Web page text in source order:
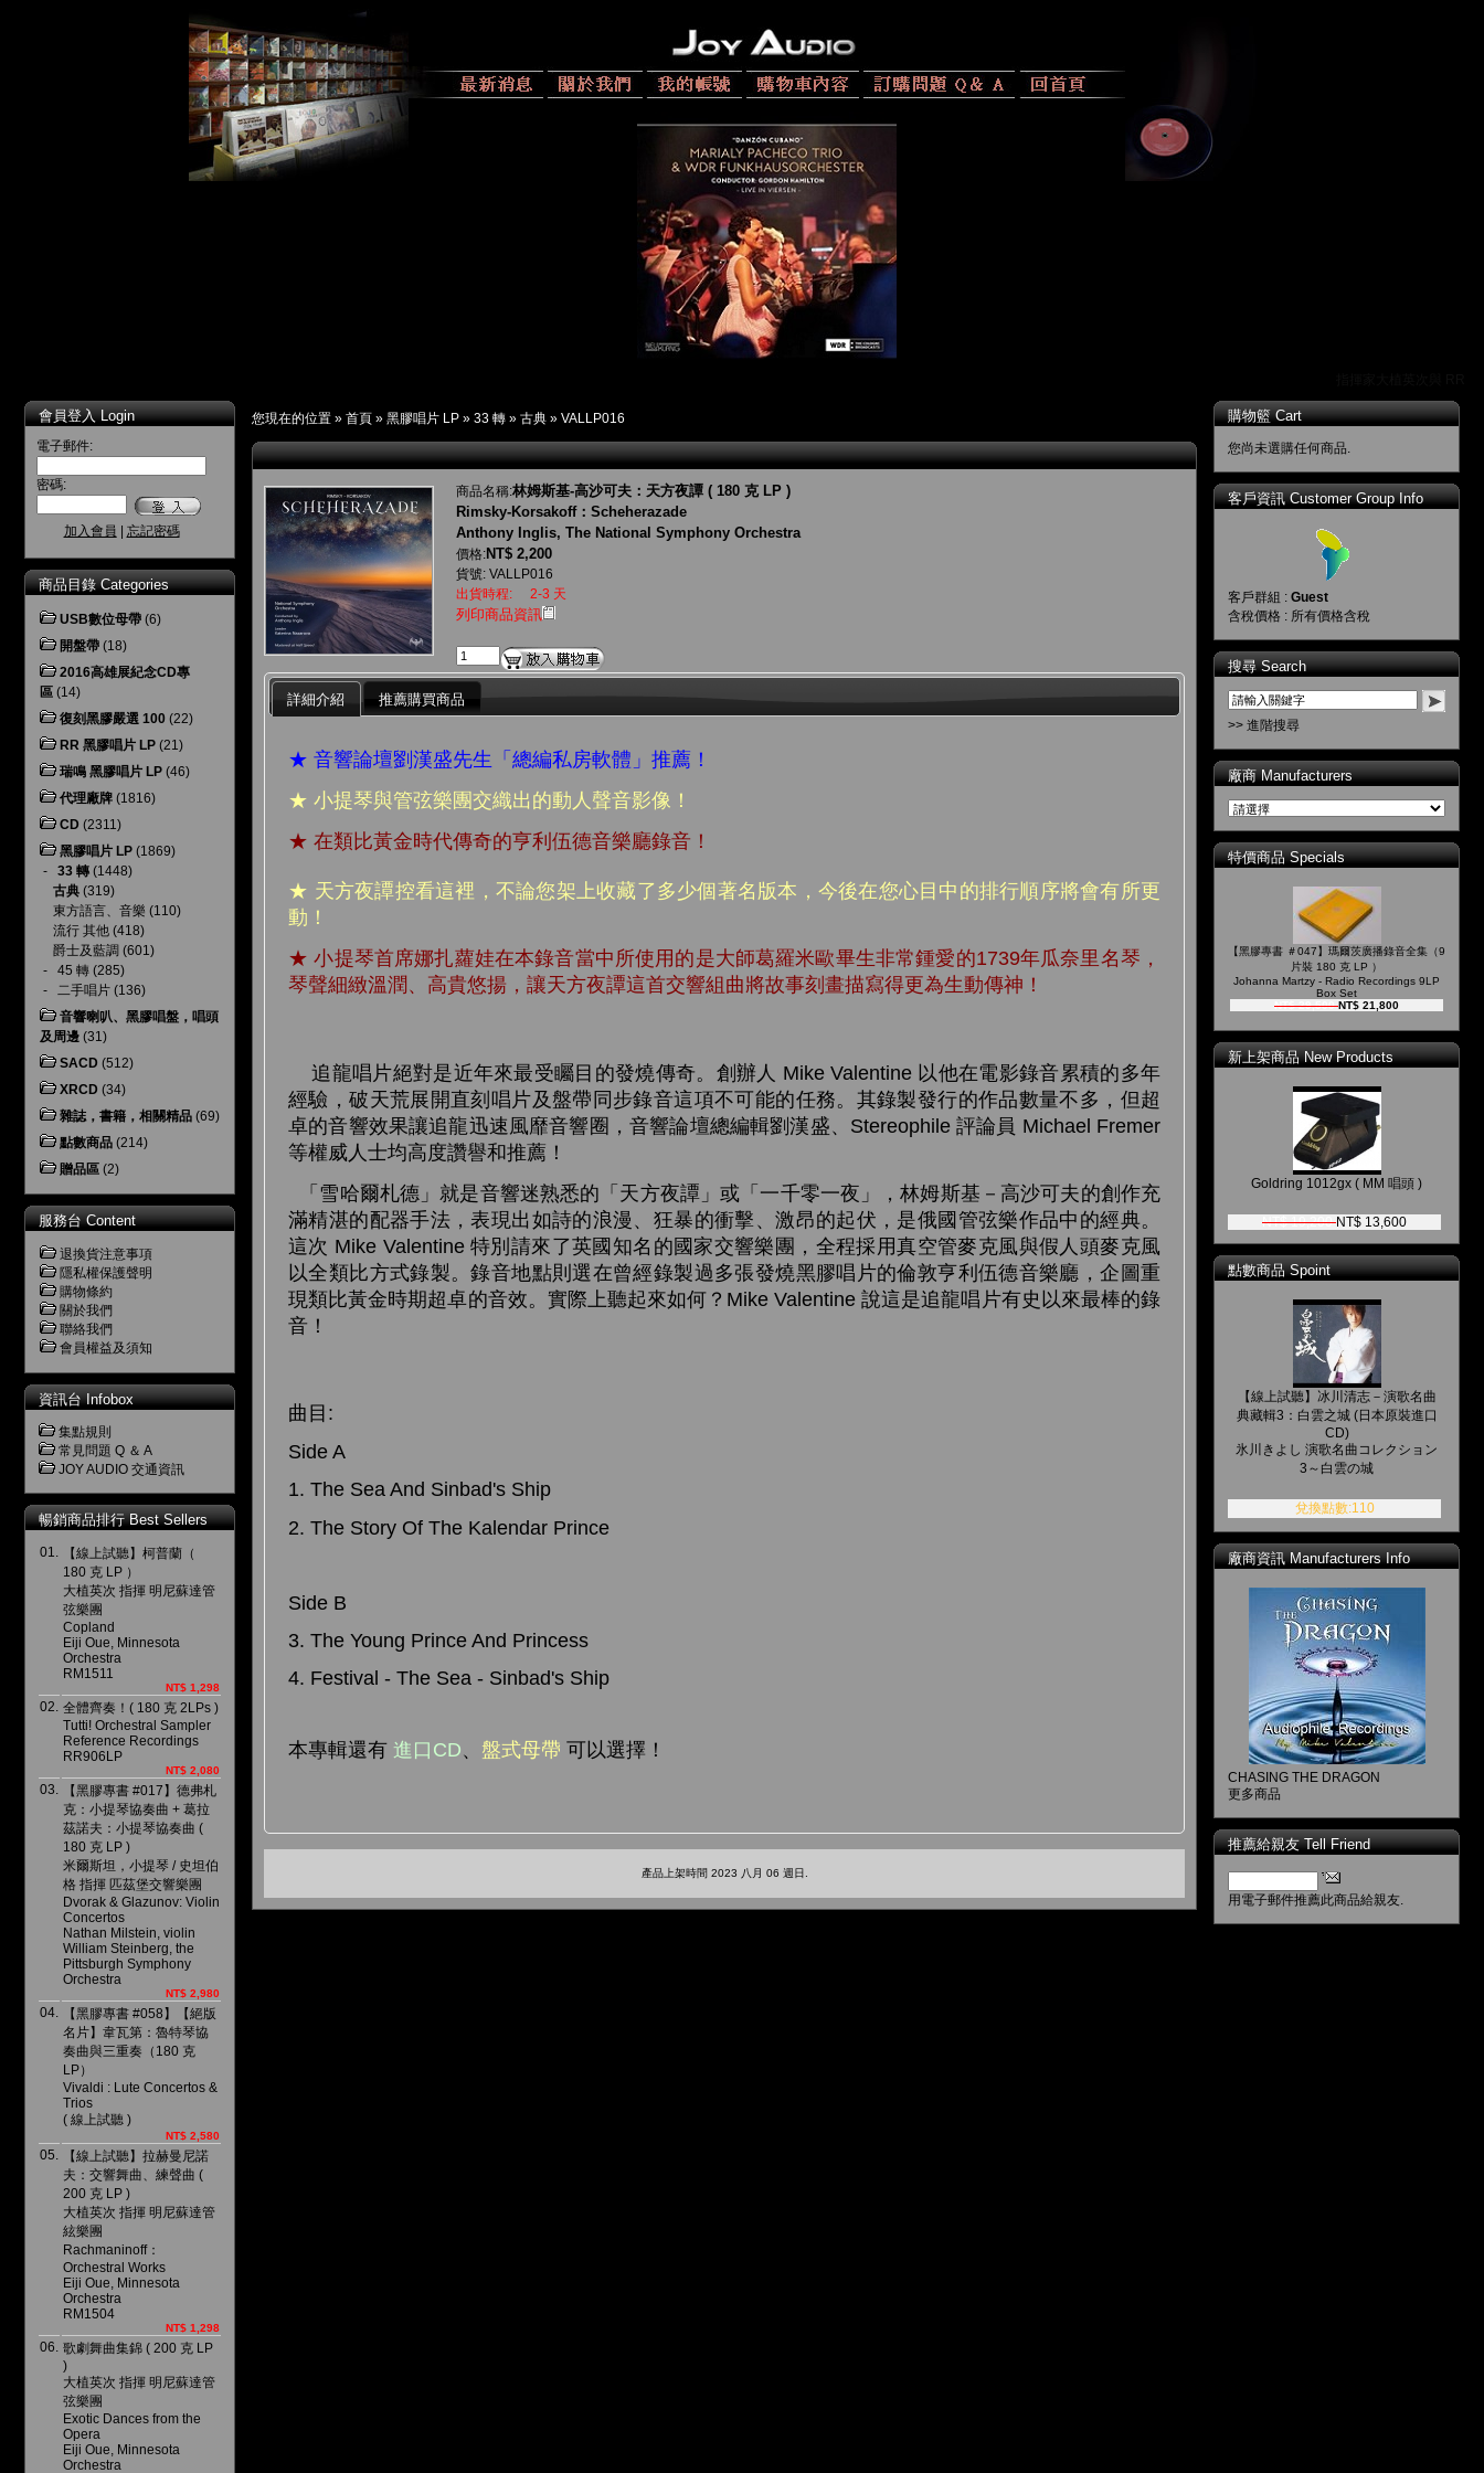
會員登入 Login
電子郵件:
密碼:
加入會員 忘記密碼
商品目錄 Categories
USB數位母帶 (6)
開盤帶 (18)
2016高雄展紀念CD專
區 (14)
復刻黑膠嚴選 100 (22)
RR 黑膠唱片 LP (21)
瑞鳴 黑膠唱片 LP (46)
代理廠牌 (1816)
CD (2311)
黑膠唱片 LP (1869)
- 33 轉 (1448)
古典 (319)
東方語言、音樂 (110)
流行 其他 (418)
爵士及藍調 (601)
- 45 轉 (285)
- 二手唱片 (136)
音響喇叭、黑膠唱盤，唱頭
及周邊 (31)
SACD (512)
XRCD (34)
雜誌，書籍，相關精品 (69)
點數商品 (214)
贈品區 (2)
服務台 Content
退換貨注意事項
隱私權保護聲明
購物條約
關於我們
聯絡我們
會員權益及須知
資訊台 Infobox
集點規則
常見問題 Q ＆ A
JOY AUDIO 交通資訊
暢銷商品排行 Best Sellers
01.
【線上試聽】柯普蘭（
180 克 LP ）
大植英次 指揮 明尼蘇達管
弦樂團
Copland
Eiji Oue, Minnesota
Orchestra
RM1511
NT$ 1,298
02. 全體齊奏！( 180 克 2LPs )
Tutti! Orchestral Sampler
Reference Recordings
RR906LP
NT$ 2,080
03.
【黑膠專書 #017】德弗札
克：小提琴協奏曲 + 葛拉
茲諾夫：小提琴協奏曲 (
180 克 LP )
米爾斯坦，小提琴 / 史坦伯
格 指揮 匹茲堡交響樂團
Dvorak & Glazunov: Violin
Concertos
Nathan Milstein, violin
William Steinberg, the
Pittsburgh Symphony
Orchestra
NT$ 2,980
04.
【黑膠專書 #058】【絕版
名片】韋瓦第：魯特琴協
奏曲與三重奏（180 克
LP）
Vivaldi : Lute Concertos &
Trios
( 線上試聽 )
NT$ 2,580
05.
【線上試聽】拉赫曼尼諾
夫：交響舞曲、練聲曲 (
200 克 LP )
大植英次 指揮 明尼蘇達管
絃樂團
Rachmaninoff：
Orchestral Works
Eiji Oue, Minnesota
Orchestra
RM1504
NT$ 1,298
06. 歌劇舞曲集錦 ( 200 克 LP
)
大植英次 指揮 明尼蘇達管
弦樂團
Exotic Dances from the
Opera
Eiji Oue, Minnesota
Orchestra
您現在的位置 » 首頁 » 黑膠唱片 LP » 33 轉 » 古典 » VALLP016
商品名稱:林姆斯基-高沙可夫：天方夜譚 ( 180 克 LP )
Rimsky-Korsakoff：Scheherazade
Anthony Inglis, The National Symphony Orchestra
價格:NT$ 2,200
貨號: VALLP016
出貨時程:
2-3 天
列印商品資訊
詳細介紹 推薦購買商品
★ 音響論壇劉漢盛先生「總編私房軟體」推薦！
★ 小提琴與管弦樂團交織出的動人聲音影像！
★ 在類比黃金時代傳奇的亨利伍德音樂廳錄音！
★ 天方夜譚控看這裡，不論您架上收藏了多少個著名版本，今後在您心目中的排行順序將會有所更
動！
★ 小提琴首席娜扎蘿娃在本錄音當中所使用的是大師葛羅米歐畢生非常鍾愛的1739年瓜奈里名琴，
琴聲細緻溫潤、高貴悠揚，讓天方夜譚這首交響組曲將故事刻畫描寫得更為生動傳神！
追龍唱片絕對是近年來最受矚目的發燒傳奇。創辦人 Mike Valentine 以他在電影錄音累積的多年
經驗，破天荒展開直刻唱片及盤帶同步錄音這項不可能的任務。其錄製發行的作品數量不多，但超
卓的音響效果讓追龍迅速風靡音響圈，音響論壇總編輯劉漢盛、Stereophile 評論員 Michael Fremer
等權威人士均高度讚譽和推薦！
「雪哈爾札德」就是音響迷熟悉的「天方夜譚」或「一千零一夜」，林姆斯基－高沙可夫的創作充
滿精湛的配器手法，表現出如詩的浪漫、狂暴的衝擊、激昂的起伏，是俄國管弦樂作品中的經典。
這次 Mike Valentine 特別請來了英國知名的國家交響樂團，全程採用真空管麥克風與假人頭麥克風
以全類比方式錄製。錄音地點則選在曾經錄製過多張發燒黑膠唱片的倫敦亨利伍德音樂廳，企圖重
現類比黃金時期超卓的音效。實際上聽起來如何？Mike Valentine 說這是追龍唱片有史以來最棒的錄
音！
曲目:
Side A
1. The Sea And Sinbad's Ship
2. The Story Of The Kalendar Prince
Side B
3. The Young Prince And Princess
4. Festival - The Sea - Sinbad's Ship
本專輯還有 進口CD、 盤式母帶 可以選擇！
產品上架時間 2023 八月 06 週日.
購物籃 Cart
您尚未選購任何商品.
客戶資訊 Customer Group Info
客戶群組 : Guest
含稅價格 : 所有價格含稅
搜尋 Search
>> 進階搜尋
廠商 Manufacturers
特價商品 Specials
【黑膠專書 ＃047】瑪爾茨廣播錄音全集（9
片裝 180 克 LP ）
Johanna Martzy - Radio Recordings 9LP
Box Set
NT$ 29,500NT$ 21,800
新上架商品 New Products
Goldring 1012gx ( MM 唱頭 )
NT$ 19,200NT$ 13,600
點數商品 Spoint
【線上試聽】冰川清志－演歌名曲
典藏輯3：白雲之城 (日本原裝進口
CD)
氷川きよし 演歌名曲コレクション
3～白雲の城
兌換點數:110
廠商資訊 Manufacturers Info
CHASING THE DRAGON
更多商品
推薦給親友 Tell Friend
用電子郵件推薦此商品給親友.